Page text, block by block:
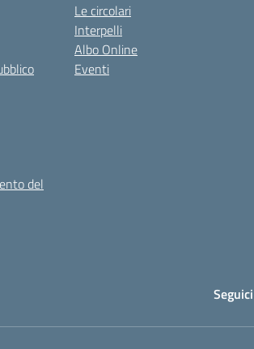
del
Le circolari
Interpelli
Albo Online
Eventi